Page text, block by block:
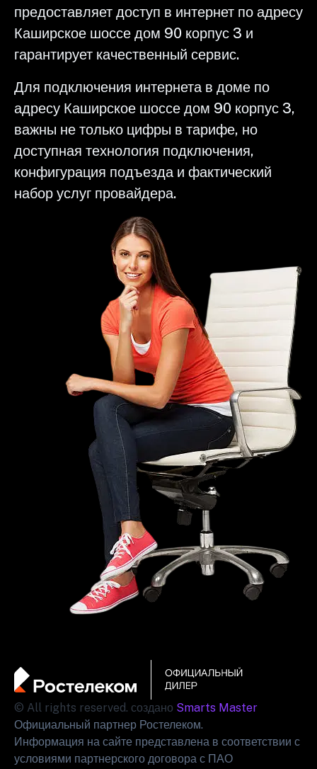
предоставляет доступ в интернет по адресу
Каширское шоссе дом 90 корпус 3 и
гарантирует качественный сервис.
Для подключения интернета в доме по
адресу Каширское шоссе дом 90 корпус 3,
важны не только цифры в тарифе, но
доступная технология подключения,
конфигурация подъезда и фактический
набор услуг провайдера.
© All rights reserved. создано Smarts Master
Официальный партнер Ростелеком.
Информация на сайте представлена в соответствии с
условиями партнерского договора с ПАО